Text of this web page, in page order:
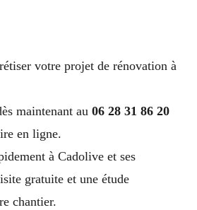
votre projet de rénovation à
maintenant au 06 28 31 86 20
en ligne.
à Cadolive et ses
gratuite et une étude
chantier.